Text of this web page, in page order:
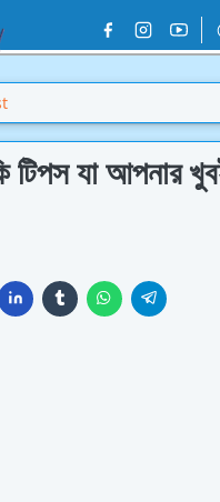
টিপস যা আপনার